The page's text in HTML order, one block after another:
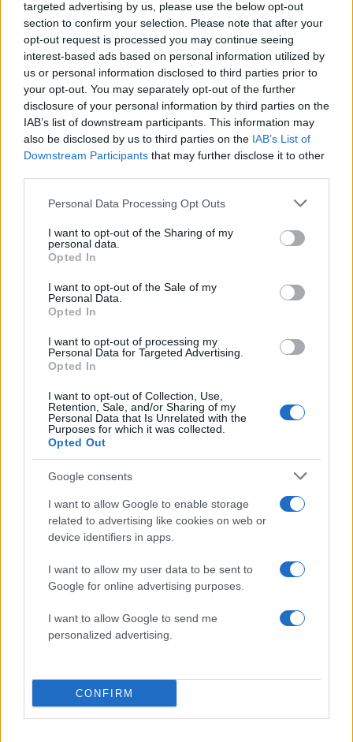
targeted advertising by us, please use the below opt-out
section to confirm your selection. Please note that after your
opt-out request is processed you may continue seeing
interest-based ads based on personal information utilized by
us or personal information disclosed to third parties prior to
your opt-out. You may separately opt-out of the further
disclosure of your personal information by third parties on the
IAB’s list of downstream participants. This information may
also be disclosed by us to third parties on the IAB’s List of
Downstream Participants that may further disclose it to other
Please note that this website/app uses one or more Google
not limited to your visit or usage behaviour. You may click to
grant or deny consent to Google and its third-party tags to
use your data for below specified purposes in below Google
consent section.
Personal Data Processing Opt Outs
I want to opt-out of the Sharing of my
personal data.
Opted In
I want to opt-out of the Sale of my
Personal Data.
Opted In
I want to opt-out of processing my
Personal Data for Targeted Advertising.
Opted In
I want to opt-out of Collection, Use,
Retention, Sale, and/or Sharing of my
Personal Data that Is Unrelated with the
Purposes for which it was collected.
Opted Out
Google consents
I want to allow Google to enable storage
related to advertising like cookies on web or
device identifiers in apps.
I want to allow my user data to be sent to
Google for online advertising purposes.
I want to allow Google to send me
personalized advertising.
CONFIRM
“Τηλέτυπος” στερείται οποιασδήποτε εισροής
κεφαλαίων γιατί παρακρατούνται από τις
τράπεζες» και έκανε λόγο για μεγάλη και
αδικαιολόγητη αυστηρότητα που υπάρχει
απέναντι στην εταιρεία. «Πρέπει να βρεθεί
τρόπος για να πληρωθούν οι οφειλές προς
προμηθευτές, ασφαλιστικές εισφορές, εφορία,
ευρώ άνευ λόγου και αιτίας να μπει στην εταιρεία
για να μπορέσει να πληρώσει τις οφειλές της. Αν
δεν εξαντλήσουν την αυστηρότητά τους και
ευκαιρία να έχουν χρόνο οι μέτοχοι να
αποφασίσουν τι θέλουν να κάνουν. Από εκεί και
πέρα, η απόφαση είναι των μετόχων τι θα γίνει με
το Mega, ενόψει των αλλαγών και αν θα μπορεί
τηλεόρασης», υπογράμμισε.
Σε ερώτηση γιατί δεν συμμετείχε η εταιρεία στη
διαγωνιστική διαδικασία για τις τηλεοπτικές
άδειες, ο κ. Τσίγκας απάντησε ότι επειδή δεν είχε
προχωρήσει στην αύξηση του μετοχικού
κεφαλαίου καταγγέλθηκε το δάνειο και δεν
μπορούσε να έχει τραπεζική, φορολογική ή
ασφαλιστική ενημερότητα.
«Οι μέτοχοι επέλεξαν να μην συμμετέχουν»,
πρόσθεσε.
Πηγή: ΑΠΕ – ΜΠΕ
ΔΙΑΦΗΜΙΣΗ